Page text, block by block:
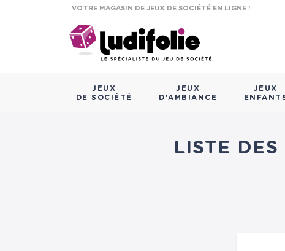
VOTRE MAGASIN DE JEUX DE SOCIÉTÉ EN LIGNE !
JEUX
DE SOCIÉTÉ
JEUX
D'AMBIANCE
JEUX
LISTE